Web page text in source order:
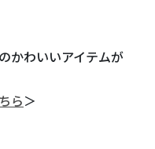
かわいいアイテムが
ら＞